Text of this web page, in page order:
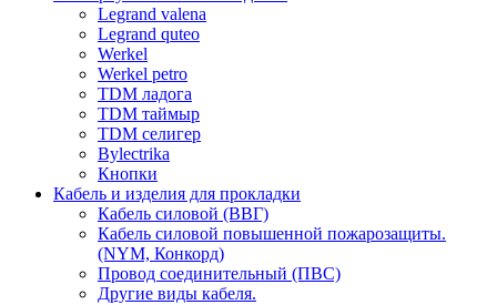
Legrand valena
Legrand quteo
Werkel
Werkel petro
TDM ладога
TDM таймыр
TDM селигер
Bylectrika
Кнопки
Кабель и изделия для прокладки
Кабель силовой (ВВГ)
Кабель силовой повышенной пожарозащиты.
(NYM, Конкорд)
Провод соединительный (ПВС)
Другие виды кабеля.